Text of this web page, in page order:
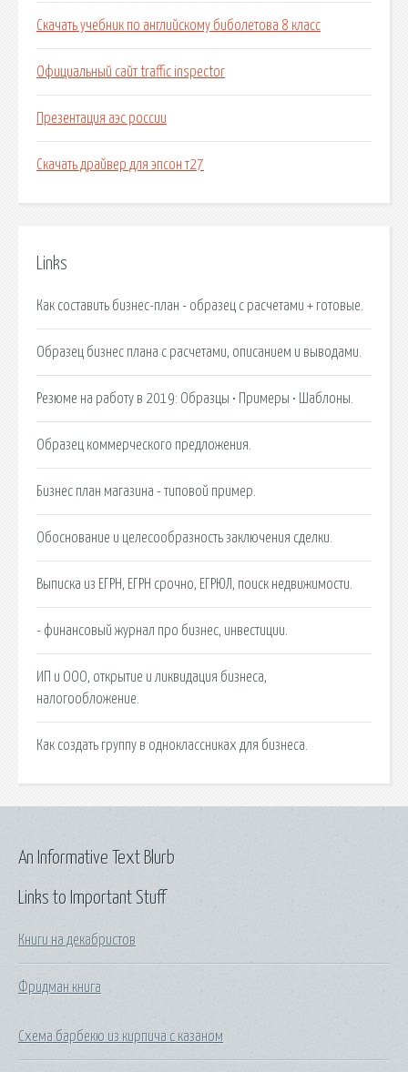
Скачать учебник по английскому биболетова 8 класс
Официальный сайт traffic inspector
Презентация аэс россии
Скачать драйвер для эпсон т27
Links
Как составить бизнес-план - образец с расчетами + готовые.
Образец бизнес плана с расчетами, описанием и выводами.
Резюме на работу в 2019: Образцы • Примеры • Шаблоны.
Образец коммерческого предложения.
Бизнес план магазина - типовой пример.
Обоснование и целесообразность заключения сделки.
Выписка из ЕГРН, ЕГРН срочно, ЕГРЮЛ, поиск недвижимости.
- финансовый журнал про бизнес, инвестиции.
ИП и ООО, открытие и ликвидация бизнеса,
налогообложение.
Как создать группу в одноклассниках для бизнеса.
Links to Important Stuff
Книги на декабристов
Фридман книга
Схема барбекю из кирпича с казаном
An Informative Text Blurb